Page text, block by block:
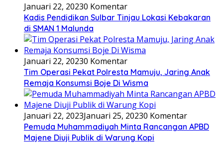
Januari 22, 20230 Komentar
Kadis Pendidikan Sulbar Tinjau Lokasi Kebakaran
di SMAN 1 Malunda
Januari 22, 20230 Komentar
Tim Operasi Pekat Polresta Mamuju, Jaring Anak
Remaja Konsumsi Boje Di Wisma
Januari 22, 2023Januari 25, 20230 Komentar
Pemuda Muhammadiyah Minta Rancangan APBD
Majene Diuji Publik di Warung Kopi